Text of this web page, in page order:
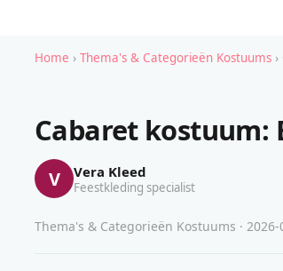
Home › Thema's & Categorieën Kostuums
Cabaret kostuum:
V Vera Kleed
Feestkleding specialist
Thema's & Categorieën Kostuums ·